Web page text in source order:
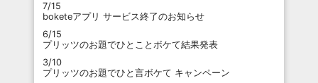
7/15
boketeアプリ サービス終了のお知らせ
6/15
プリッツのお題でひとことボケて結果発表
3/10
プリッツのお題でひと言ボケて キャンペーン